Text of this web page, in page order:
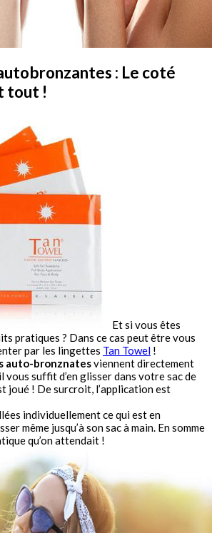
: Le coté
tout !
Et si vous êtes
pratiques ? Dans ce cas peut être vous
par les lingettes Tan Towel !
auto-bronznatesviennent directement
vous suffit d’en glisser dans votre sac de
joué ! De surcroit, l’application est
individuellement ce qui est en
même jusqu’à son sac à main. En somme
qu’on attendait !